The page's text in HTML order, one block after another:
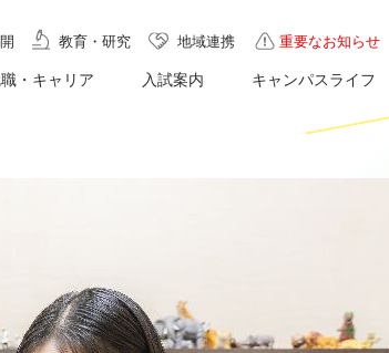
教育・研究 地域連携 重要なお知らせ
・キャリア 入試案内 キャンパスライフ